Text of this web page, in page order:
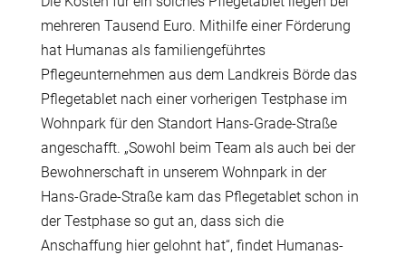
mehreren Tausend Euro. Mithilfe einer Förderung
hat Humanas als familiengeführtes
Pflegeunternehmen aus dem Landkreis Börde das
Pflegetablet nach einer vorherigen Testphase im
Wohnpark für den Standort Hans-Grade-Straße
angeschafft. „Sowohl beim Team als auch bei der
Bewohnerschaft in unserem Wohnpark in der
Hans-Grade-Straße kam das Pflegetablet schon in
der Testphase so gut an, dass sich die
Anschaffung hier gelohnt hat“, findet Humanas-